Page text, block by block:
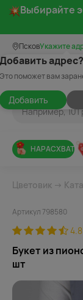
Выбирайте
ПсковУкажите
адрес?
поможет вам
Добавить
НАРАСХВАТ
Цветовик →
Артикул 798580
4.8
Букет из
шт